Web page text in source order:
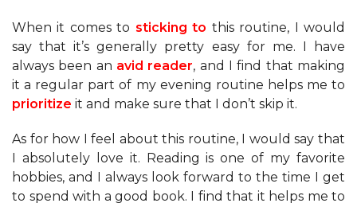
When it comes to sticking to this routine, I would
say that it’s generally pretty easy for me. I have
always been an avid reader, and I find that making
it a regular part of my evening routine helps me to
prioritize it and make sure that I don’t skip it.
As for how I feel about this routine, I would say that
I absolutely love it. Reading is one of my favorite
hobbies, and I always look forward to the time I get
to spend with a good book. I find that it helps me to